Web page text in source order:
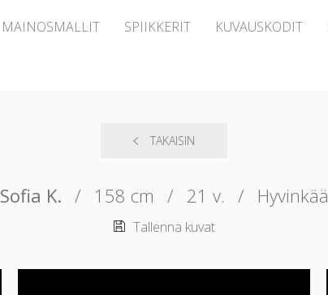
MAINOSMALLIT SPIIKKERIT KUVAUSKODIT
TAKAISIN
Sofia K. / 158 cm / 21 v. / Hyvinkää
Tallenna kuvat